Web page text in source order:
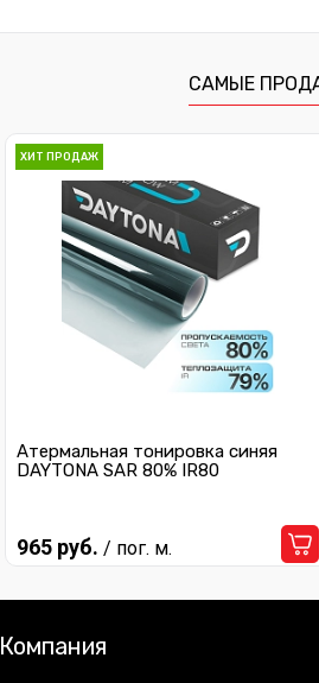
САМЫЕ
ХИТ ПРОДАЖ
Атермальная тонировка синяя
DAYTONA SAR 80% IR80
965 руб. / пог. м.
Компания